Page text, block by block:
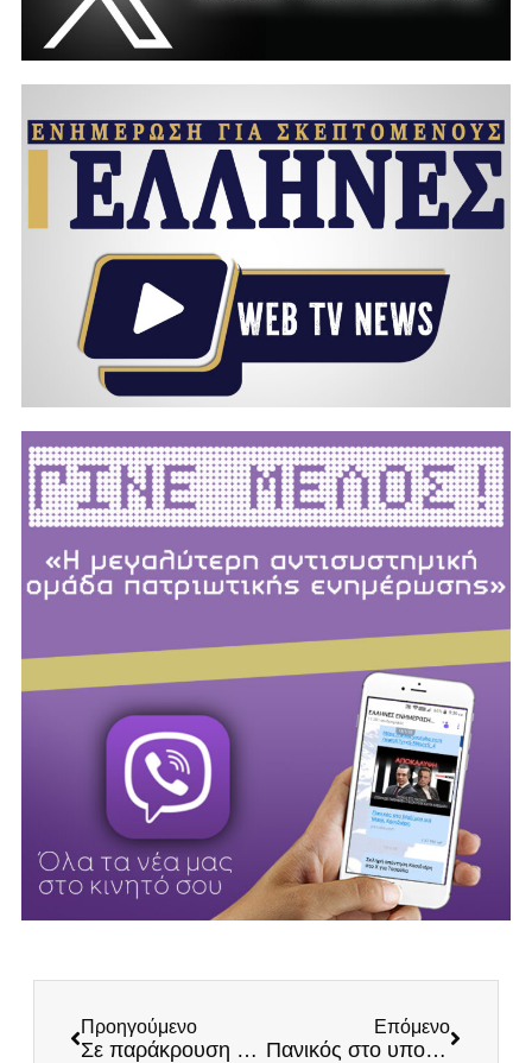
Προηγούμενο
Σε παράκρουση η ΝΔ – Θλιβερή εικόνα Καραμανλή
Επόμενο
Πανικός στο υπουργείο οικονομικών από τις αναγγελίες Τραμπ για εξοπλισμούς – διεθνές εμπόριο